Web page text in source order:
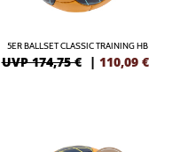
5ER BALLSET CLASSIC TRAINING HB
UVP 174,75 € | 110,09 €